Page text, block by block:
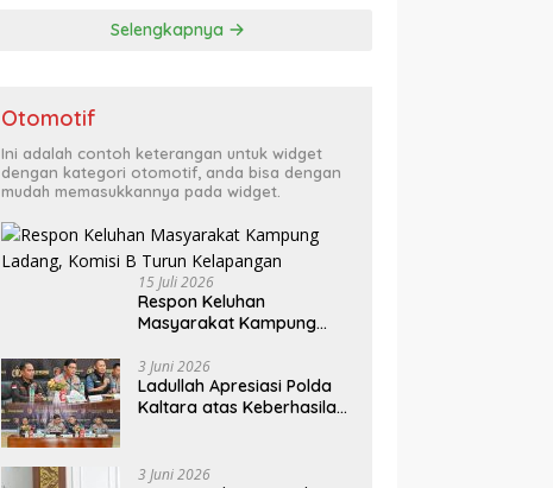
Selengkapnya
Otomotif
Ini adalah contoh keterangan untuk widget
dengan kategori otomotif, anda bisa dengan
mudah memasukkannya pada widget.
15 Juli 2026
Respon Keluhan
Masyarakat Kampung
Kelapangan
3 Juni 2026
Ladullah Apresiasi Polda
Kaltara atas Keberhasilan
3 Juni 2026